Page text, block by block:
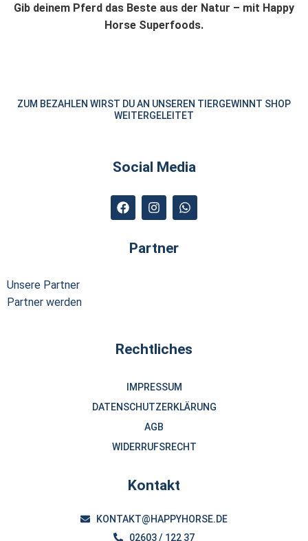
Gib deinem Pferd das Beste aus der Natur – mit Happy
Horse Superfoods.
ZUM BEZAHLEN WIRST DU AN UNSEREN TIERGEWINNT SHOP
WEITERGELEITET
Social Media
Partner
Unsere Partner
Partner werden
Rechtliches
IMPRESSUM
DATENSCHUTZERKLÄRUNG
AGB
WIDERRUFSRECHT
Kontakt
KONTAKT@HAPPYHORSE.DE
02603 / 122 37